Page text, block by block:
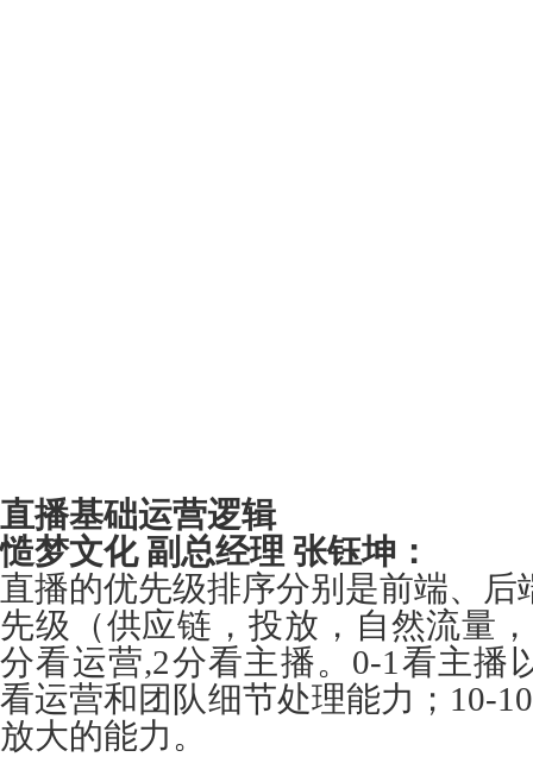
直播基础运营逻辑
慥梦文化 副总经理 张钰坤：
直播的优先级排序分别是前端、
先级（供应链，投放，自然流量
分看运营,2分看主播。0-1看主播
看运营和团队细节处理能力；10-
放大的能力。